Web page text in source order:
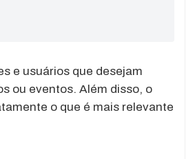
e usuários que desejam
ou eventos. Além disso, o
o que é mais relevante